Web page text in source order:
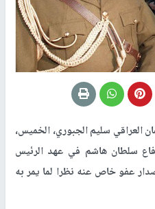
العراقي سليم الجبوري، الخميس،
سلطان هاشم في عهد الرئيس
عفو خاص عنه نظرا لما يمر به